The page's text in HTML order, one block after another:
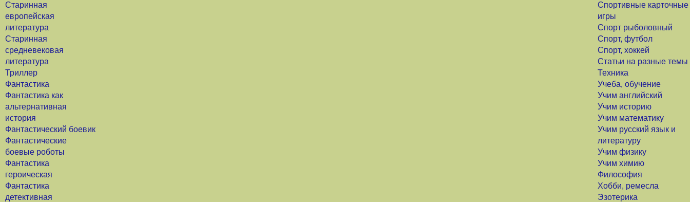
Старинная
европейская
литература
Старинная
средневековая
литература
Триллер
Фантастика
Фантастика как
альтернативная
история
Фантастический боевик
Фантастические
боевые роботы
Фантастика
героическая
Фантастика
детективная
Спортивные карточные
игры
Спорт рыболовный
Спорт, футбол
Спорт, хоккей
Статьи на разные темы
Техника
Учеба, обучение
Учим английский
Учим историю
Учим математику
Учим русский язык и
литературу
Учим физику
Учим химию
Философия
Хобби, ремесла
Эзотерика